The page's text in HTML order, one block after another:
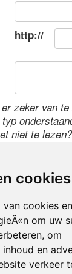
cookies
cookies
om uw
om
inhoud en
verkeer
http://
zeker van
niet te